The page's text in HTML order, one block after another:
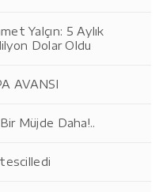
Yalçın: 5 Aylık
Dolar Oldu
AVANSI
Müjde Daha!..